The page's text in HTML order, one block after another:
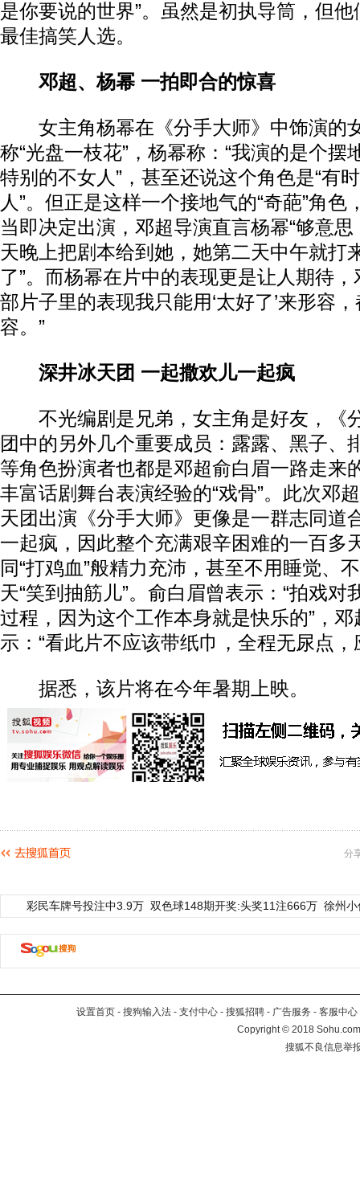
是你要说的世界”。虽然是初执导筒，但
最佳搞笑人选。
邓超、杨幂 一拍即合的惊喜
女主角杨幂在《分手大师》中饰演的
称“光盘一枝花”，杨幂称：“我演的是个摆
特别的不女人”，甚至还说这个角色是“有
人”。但正是这样一个接地气的“奇葩”角
当即决定出演，邓超导演直言杨幂“够意思
天晚上把剧本给到她，她第二天中午就打
了”。而杨幂在片中的表现更是让人期待，
部片子里的表现我只能用‘太好了’来形容，
容。”
深井冰天团 一起撒欢儿一起疯
不光编剧是兄弟，女主角是好友，《
团中的另外几个重要成员：露露、黑子、
等角色扮演者也都是邓超俞白眉一路走
丰富话剧舞台表演经验的“戏骨”。此次邓
天团出演《分手大师》更像是一群志同道
一起疯，因此整个充满艰辛困难的一百多
同“打鸡血”般精力充沛，甚至不用睡觉、
天“笑到抽筋儿”。俞白眉曾表示：“拍戏对
过程，因为这个工作本身就是快乐的”，
示：“看此片不应该带纸巾，全程无尿点，
据悉，该片将在今年暑期上映。
分
彩民车牌号投注中3.9万 双色球148期开奖:头奖11注666万 徐州
设置首页 - 搜狗输入法 - 支付中心 - 搜狐招聘 - 广告服务 - 客服中心
Copyright©2018
搜狐不良信息举